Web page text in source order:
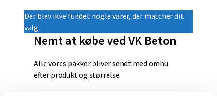
Der blev ikke fundet nogle varer, der matcher dit
valg.
Nemt at købe ved VK Beton
Alle vores pakker bliver sendt med omhu
efter produkt og størrelse